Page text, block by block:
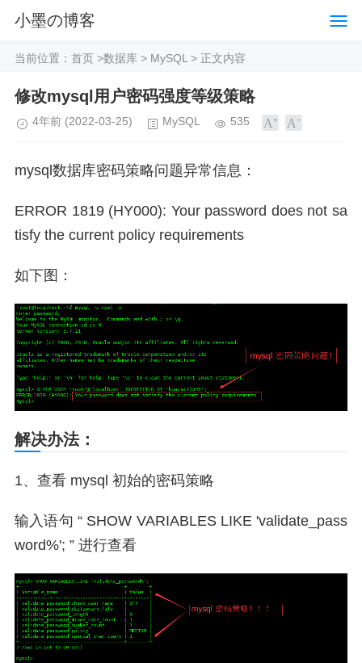
小墨の博客
当前位置： 首页 >数据库 > MySQL > 正文内容
修改mysql用户密码强度等级策略
4年前 (2022-03-25) MySQL 535
mysql数据库密码策略问题异常信息：
ERROR 1819 (HY000): Your password does not sa
tisfy the current policy requirements
如下图：
解决办法：
1、查看 mysql 初始的密码策略
输入语句 “ SHOW VARIABLES LIKE 'validate_pass
word%'; ” 进行查看